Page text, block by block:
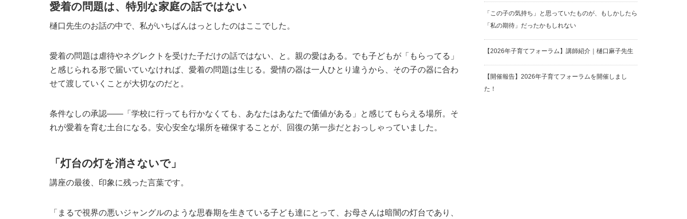
愛着の問題は、特別な家庭の話ではない
樋口先生のお話の中で、私がいちばんはっとしたのはここでした。
愛着の問題は虐待やネグレクトを受けた子だけの話ではない、と。親の愛はある。でも子どもが「もらってる」
と感じられる形で届いていなければ、愛着の問題は生じる。愛情の器は一人ひとり違うから、その子の器に合わ
せて渡していくことが大切なのだと。
条件なしの承認——「学校に行っても行かなくても、あなたはあなたで価値がある」と感じてもらえる場所。そ
れが愛着を育む土台になる。安心安全な場所を確保することが、回復の第一歩だとおっしゃっていました。
「灯台の灯を消さないで」
講座の最後、印象に残った言葉です。
「まるで視界の悪いジャングルのような思春期を生きている子ども達にとって、お母さんは暗闇の灯台であり、
「この子の気持ち」と思っていたものが、もしかしたら
「私の期待」だったかもしれない
【2026年子育てフォーラム】講師紹介｜樋口麻子先生
【開催報告】2026年子育てフォーラムを開催しまし
た！